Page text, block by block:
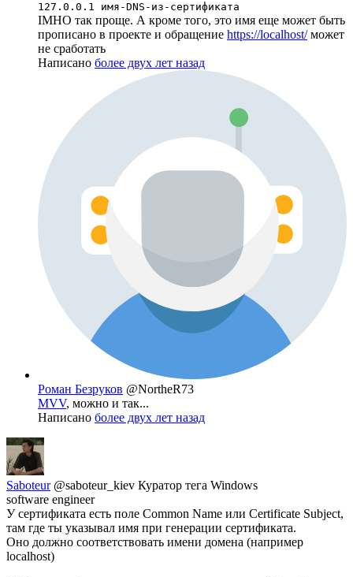
127.0.0.1 имя-DNS-из-сертификата
IMHO так проще. А кроме того, это имя еще может быть
прописано в проекте и обращение https://localhost/может
не сработать
Написано более двух лет назад
Роман Безруков @NortheR73
MVV, можно и так...
Написано более двух лет назад
Saboteur @saboteur_kiev Куратор тега Windows
software engineer
У сертификата есть поле Common Name или Certificate Subject,
там где ты указывал имя при генерации сертификата.
Оно должно соответствовать имени домена (например
localhost)